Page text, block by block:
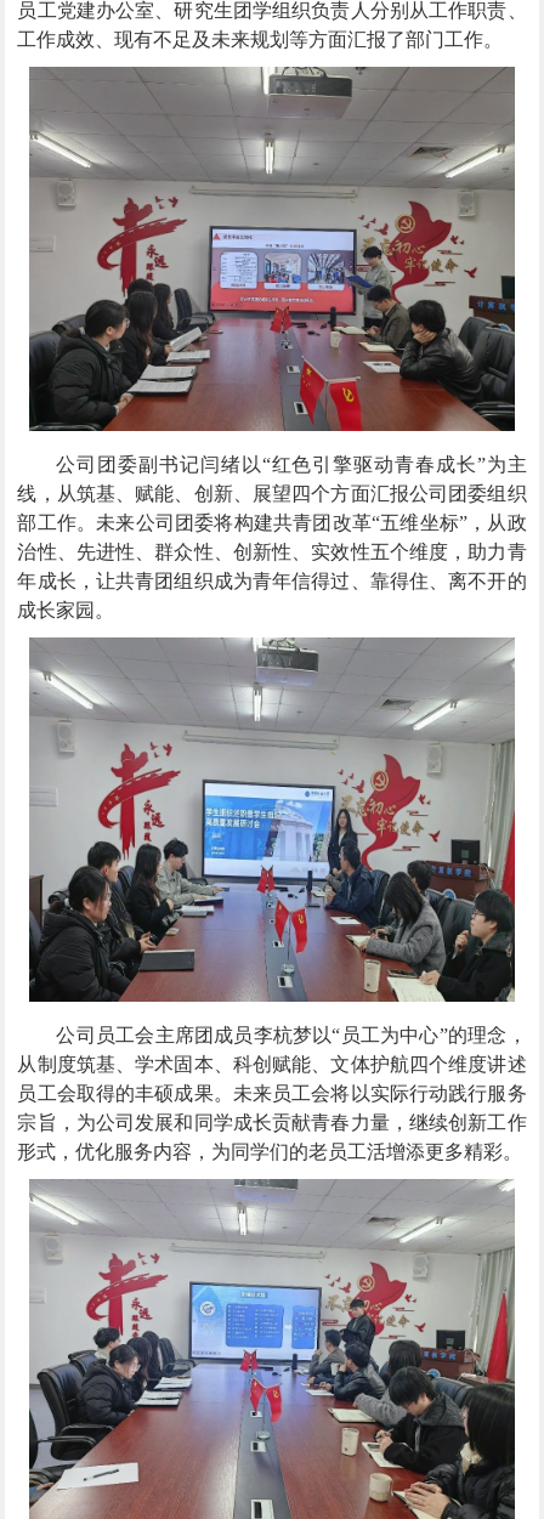
员工党建办公室、研究生团学组织负责人分别从工作职责、
工作成效、现有不足及未来规划等方面汇报了部门工作。
公司团委副书记闫绪以“红色引擎驱动青春成长”为主
线，从筑基、赋能、创新、展望四个方面汇报公司团委组织
部工作。未来公司团委将构建共青团改革“五维坐标”，从政
治性、先进性、群众性、创新性、实效性五个维度，助力青
年成长，让共青团组织成为青年信得过、靠得住、离不开的
成长家园。
公司员工会主席团成员李杭梦以“员工为中心”的理念，
从制度筑基、学术固本、科创赋能、文体护航四个维度讲述
员工会取得的丰硕成果。未来员工会将以实际行动践行服务
宗旨，为公司发展和同学成长贡献青春力量，继续创新工作
形式，优化服务内容，为同学们的老员工活增添更多精彩。